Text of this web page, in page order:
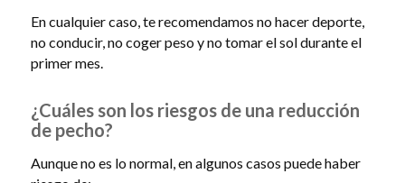
En cualquier caso, te recomendamos no hacer deporte,
no conducir, no coger peso y no tomar el sol durante el
primer mes.
¿Cuáles son los riesgos de una reducción
de pecho?
Aunque no es lo normal, en algunos casos puede haber